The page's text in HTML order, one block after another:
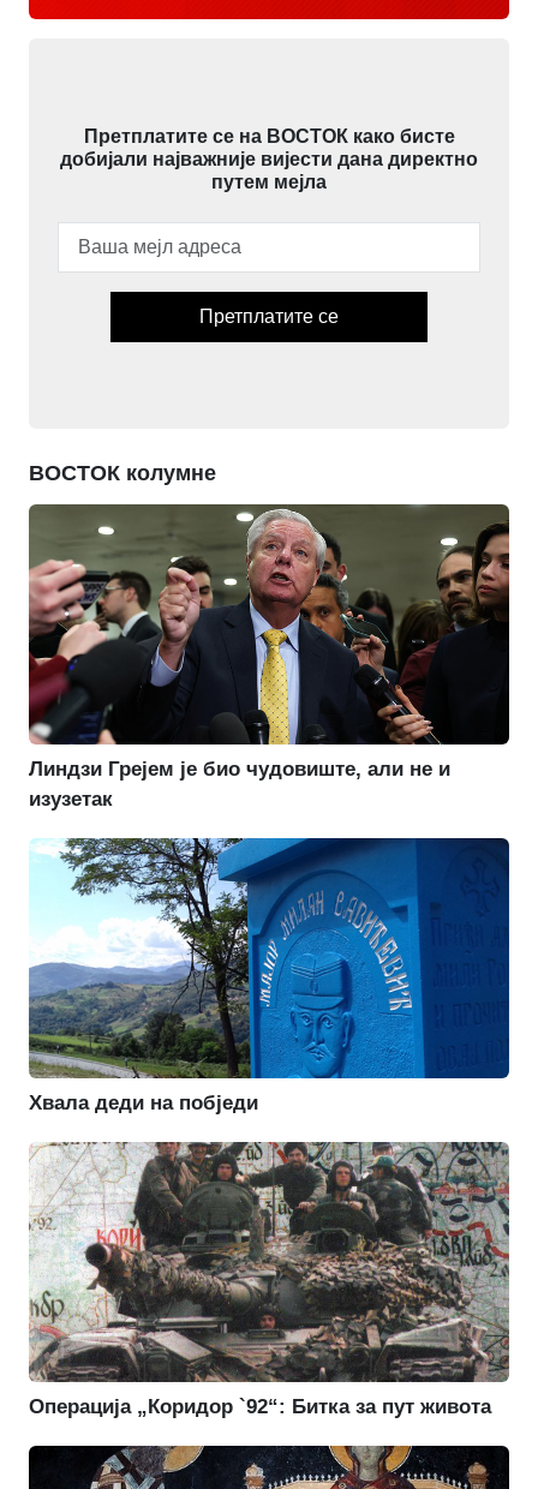
Претплатите се на ВОСТОК како бисте
добијали најважније вијести дана директно
путем мејла
Претплатите се
ВОСТОК колумне
Линдзи Грејем је био чудовиште, али не и
изузетак
Хвала деди на побједи
Операција „Коридор `92“: Битка за пут живота